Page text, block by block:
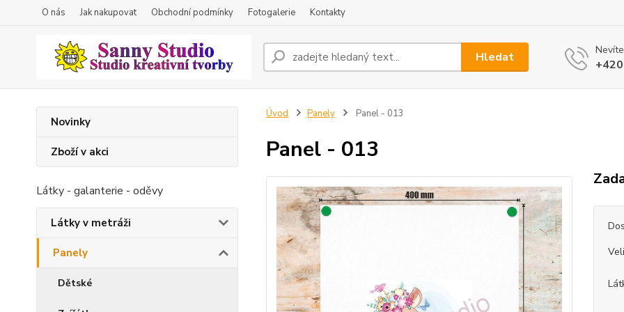
O nás Jak nakupovat Obchodní podmínky Fotogalerie Kontakty
Hledat
Novinky
Zboží v akci
Látky - galanterie - oděvy
Látky v metráži
Panely
Dětské
Úvod Panely Panel - 013
Panel - 013